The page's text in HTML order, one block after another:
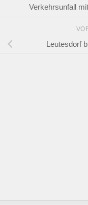
Verkehrsunfall
Leutesdorf